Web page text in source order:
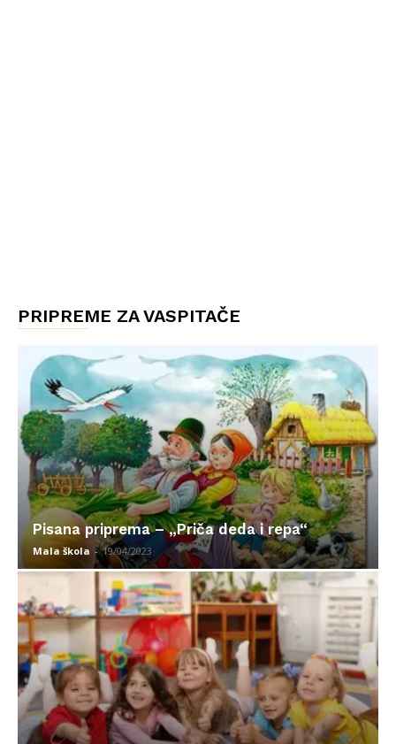
PRIPREME ZA VASPITAČE
Pisana priprema – „Priča deda i repa“
Mala škola - 19/04/2023